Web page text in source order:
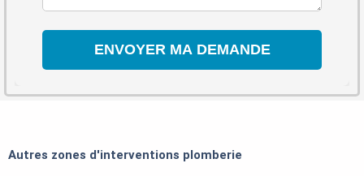
Autres zones d'interventions plomberie